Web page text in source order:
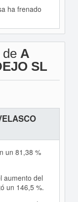
ha frenado
de A
SL
un 81,38 %
aumento del
un 146,5 %.